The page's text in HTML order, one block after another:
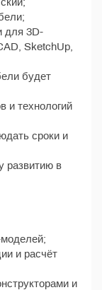
для 3D-
SketchUp,
будет
и технологий
сроки и
развитию в
и расчёт
и